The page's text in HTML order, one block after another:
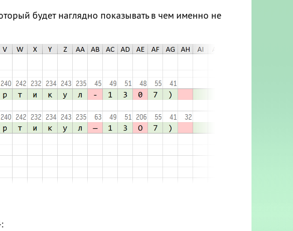
будет наглядно показывать в чем именно не